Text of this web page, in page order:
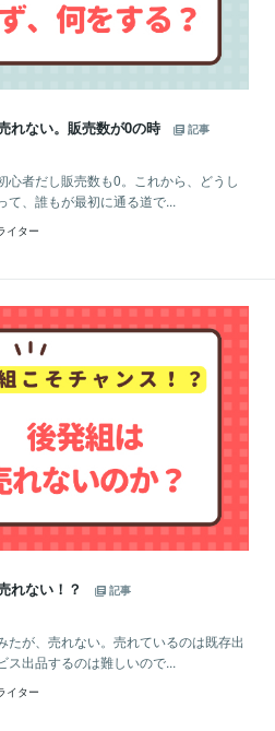
れない。販売数が0の時
記事
心者だし販売数も0。これから、どうし
て、誰もが最初に通る道で...
イター
れない！？
記事
たが、売れない。売れているのは既存出
ス出品するのは難しいので...
イター